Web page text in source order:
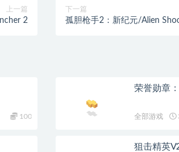
上一篇
2
下一篇
孤胆枪手2：新纪元/Alien
100
荣誉勋章
全部游戏
狙击精英